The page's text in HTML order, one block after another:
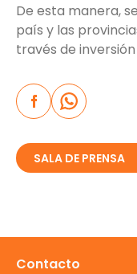
De esta manera,
país y las
través de
SALA DE PRENSA
Contacto